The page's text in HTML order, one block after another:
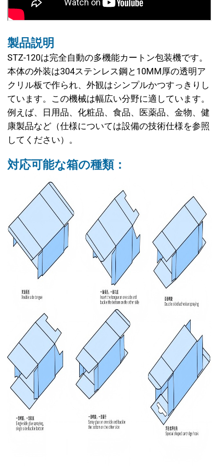
製品説明
STZ-120は完全自動の多機能カートン包装機です。
本体の外装は304ステンレス鋼と10MM厚の透明ア
クリル板で作られ、外観はシンプルかつすっきりし
ています。この機械は幅広い分野に適しています。
例えば、日用品、化粧品、食品、医薬品、金物、健
康製品など（仕様については設備の技術仕様を参照
してください）。
対応可能な箱の種類：